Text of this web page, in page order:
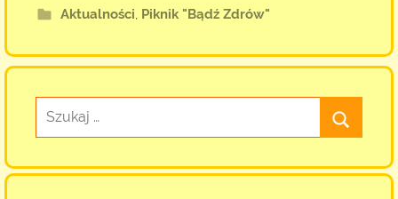
Aktualności, Piknik "Bądź Zdrów"